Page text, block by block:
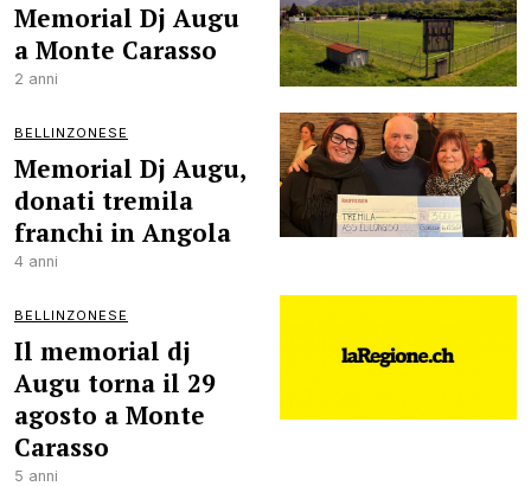
Memorial Dj Augu
a Monte Carasso
2 anni
BELLINZONESE
Memorial Dj Augu,
donati tremila
franchi in Angola
4 anni
BELLINZONESE
Il memorial dj
Augu torna il 29
agosto a Monte
Carasso
5 anni